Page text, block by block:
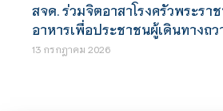
สจด. ร่วมจิตอาสาโรงครัวพระรา
อาหารเพื่อประชาชนผู้เดินทางถ
13 กรกฎาคม 2026